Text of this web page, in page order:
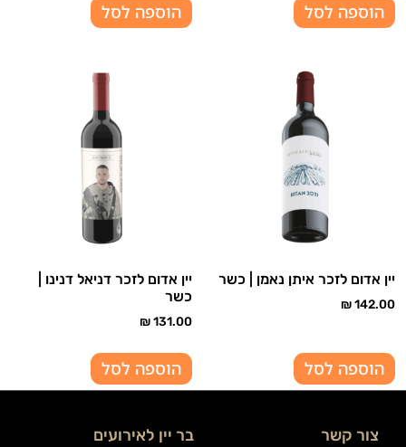
הוספה לסל הוספה לסל
יין אדום לזכר איתן נאמן | כשר
₪142.00
הוספה לסל
יין אדום לזכר דניאל דנינו |
כשר
₪131.00
הוספה לסל
צור קשר בר יין לאירועים